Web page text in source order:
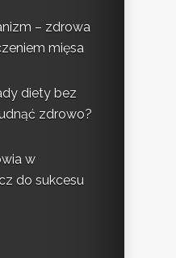
– zdrowa
mięsa
diety bez
zdrowo?
w
do sukcesu